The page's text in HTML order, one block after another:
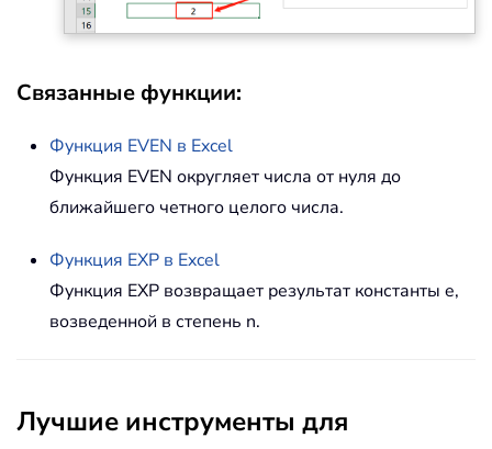
Связанные функции:
Функция EVEN в Excel
Функция EVEN округляет числа от нуля до
ближайшего четного целого числа.
Функция EXP в Excel
Функция EXP возвращает результат константы e,
возведенной в степень n.
Лучшие инструменты для